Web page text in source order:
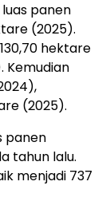
panen
(2025).
hektare
Kemudian
(2025).
panen
tahun lalu.
menjadi 737